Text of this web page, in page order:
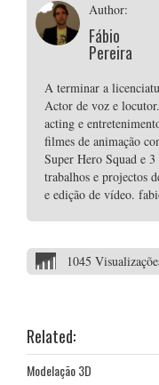
Author:
Fábio
Pereira
A terminar a
Actor de voz e
acting e
filmes de animação
Super Hero Squad e
trabalhos e projectos
e edição de vídeo.
1045
Related:
Modelação 3D